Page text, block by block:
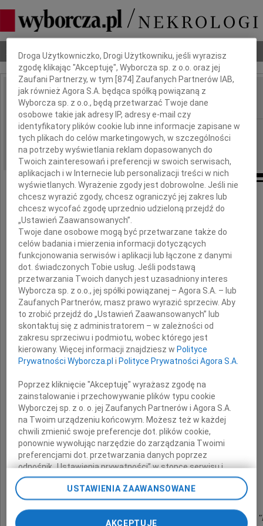
Nekrologi Odeszli Poradnik pogrzebowy
IMIĘ I NAZWISKO: Tadeusz Jęcki
REGION: Warszawa
DATA EMISJI: 02.03.2010
Z głębokim bólem przyjąłem
Tadeusza Jęcki
serdecznego Kolegi
i niezastąpionego współpracownika
Zespołu "Mazowsze"
Wyrazy szczerego współczucia
Rodzinie
składa
Jacek Kalinowski
Dyrektor Państwowego Zespołu Ludowego Pieśni i Tańca
Dbamy o Twoją prywatność
Droga Użytkowniczko, Drogi Użytkowniku, jeśli wyrazisz
zgodę klikając "Akceptuję", Wyborcza sp. z o.o. oraz jej
Zaufani Partnerzy, w tym [874 ] Zaufanych Partnerów IAB,
jak również Agora S.A. będąca spółką powiązaną z
Wyborcza sp. z o.o., będą przetwarzać Twoje dane
osobowe takie jak adresy IP, adresy e-mail czy
identyfikatory plików cookie lub inne informacje zapisane w
tych plikach do celów marketingowych, w szczególności
na potrzeby wyświetlania reklam dopasowanych do
Twoich zainteresowań i preferencji w swoich serwisach,
aplikacjach i w Internecie lub personalizacji treści w nich
wyświetlanych. Wyrażenie zgody jest dobrowolne. Jeśli nie
chcesz wyrazić zgody, chcesz ograniczyć jej zakres lub
chcesz wycofać zgodę uprzednio udzieloną przejdź do
„Ustawień Zaawansowanych”.
Twoje dane osobowe mogą być przetwarzane także do
celów badania i mierzenia informacji dotyczących
funkcjonowania serwisów i aplikacji lub łączone z danymi
dot. świadczonych Tobie usług. Jeśli podstawą
przetwarzania Twoich danych jest uzasadniony interes
Wyborcza sp. z o.o., jej spółki powiązanej – Agora S.A. – lub
Zaufanych Partnerów, masz prawo wyrazić sprzeciw. Aby
to zrobić przejdź do „Ustawień Zaawansowanych” lub
skontaktuj się z administratorem – w zależności od
zakresu sprzeciwu i podmiotu, wobec którego jest
kierowany. Więcej informacji znajdziesz w Polityce
Prywatności Wyborcza.pl i Polityce Prywatności Agora S.A.
Poprzez kliknięcie "Akceptuję" wyrażasz zgodę na
zainstalowanie i przechowywanie plików typu cookie
Wyborczej sp. z o. o. jej Zaufanych Partnerów i Agora S.A.
na Twoim urządzeniu końcowym. Możesz też w każdej
chwili zmienić swoje preferencje dot. plików cookie,
ponownie wywołując narzędzie do zarządzania Twoimi
preferencjami dot. przetwarzania danych poprzez
odnośnik „Ustawienia prywatności” w stopce serwisu i
przechodząc do sekcji „Ustawienia zaawansowane”.
Zmiana ustawień plików cookie możliwa jest także za
pomocą ustawień przeglądarki.
USTAWIENIA ZAAWANSOWANE
AKCEPTUJĘ